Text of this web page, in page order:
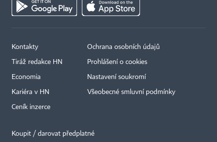
Kontakty
Tiráž redakce HN
Economia
Kariéra v HN
Ceník inzerce
Ochrana osobních údajů
Prohlášení o cookies
Nastavení soukromí
Všeobecné smluvní podmínky
Koupit / darovat předplatné